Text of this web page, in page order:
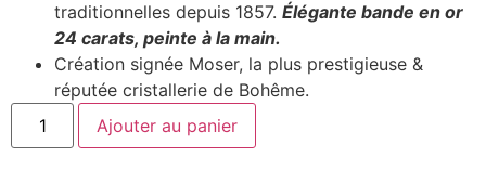
traditionnelles depuis 1857. Élégante bande en or
24 carats, peinte à la main.
Création signée Moser, la plus prestigieuse &
réputée cristallerie de Bohême.
Ajouter au panier